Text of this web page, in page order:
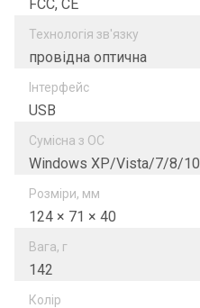
FCC, CE
Технологія зв'язку
провідна оптична
Інтерфейс
USB
Сумісна з ОС
Windows XP/Vista/7/8/10
Розміри, мм
124 × 71 × 40
Вага, г
142
Колір